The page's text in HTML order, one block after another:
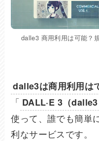
dalle3 商用利用は可能？
dalle3は商用利用は
「 DALL·E 3（dalle3
使って、誰でも簡単
利なサービスです。